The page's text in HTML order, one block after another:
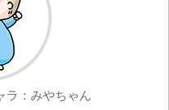
ラ：みやちゃん